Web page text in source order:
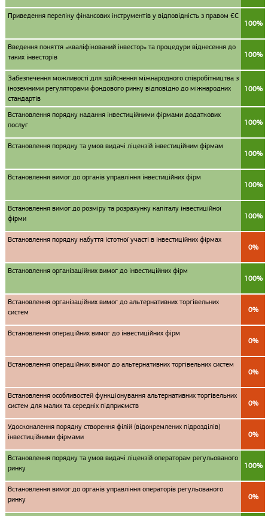
Приведення переліку фінансових інструментів у відповідність з правом ЄС
100%
Введення поняття «кваліфікований інвестор» та процедури віднесення до
таких інвесторів
100%
Забезпечення можливості для здійснення міжнародного співробітництва з
іноземними регуляторами фондового ринку відповідно до міжнародних
стандартів
100%
Встановлення порядку надання інвестиційними фірмами додаткових
послуг
100%
Встановлення порядку та умов видачі ліцензій інвестиційним фірмам
100%
Встановлення вимог до органів управління інвестиційних фірм
100%
Встановлення вимог до розміру та розрахунку капіталу інвестиційної
фірми
100%
Встановлення порядку набуття істотної участі в інвестиційних фірмах
0%
Встановлення організаційних вимог до інвестиційних фірм
100%
Встановлення організаційних вимог до альтернативних торгівельних
систем
0%
Встановлення операційних вимог до інвестиційних фірм
0%
Встановлення операційних вимог до альтернативних торгівельних систем
0%
Встановлення особливостей функціонування альтернативних торгівельних
систем для малих та середніх підприємств
0%
Удосконалення порядку створення філій (відокремлених підрозділів)
інвестиційними фірмами
0%
Встановлення порядку та умов видачі ліцензій операторам регульованого
ринку
100%
Встановлення вимог до органів управління операторів регульованого
ринку
0%